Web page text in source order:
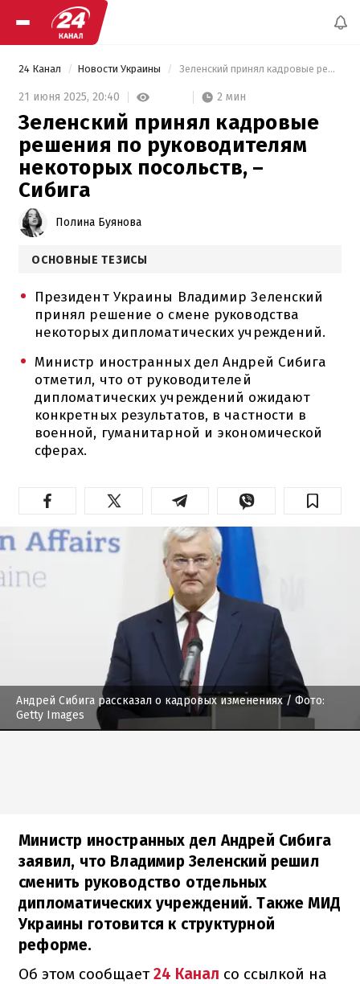
24 Канал Новости Украины Зеленский принял кадровые решения по руководителям некоторых посольств, – Сибига
21 июня 2025, 20:40 2 мин
Зеленский принял кадровые
решения по руководителям
некоторых посольств, –
Сибига
Полина Буянова
ОСНОВНЫЕ ТЕЗИСЫ
Президент Украины Владимир Зеленский
принял решение о смене руководства
некоторых дипломатических учреждений.
Министр иностранных дел Андрей Сибига
отметил, что от руководителей
дипломатических учреждений ожидают
конкретных результатов, в частности в
военной, гуманитарной и экономической
сферах.
Андрей Сибига рассказал о кадровых изменениях/ Фото:
Getty Images
Министр иностранных дел Андрей Сибига
заявил, что Владимир Зеленский решил
сменить руководство отдельных
дипломатических учреждений. Также МИД
Украины готовится к структурной
реформе.
Об этом сообщает24 Канал со ссылкой на